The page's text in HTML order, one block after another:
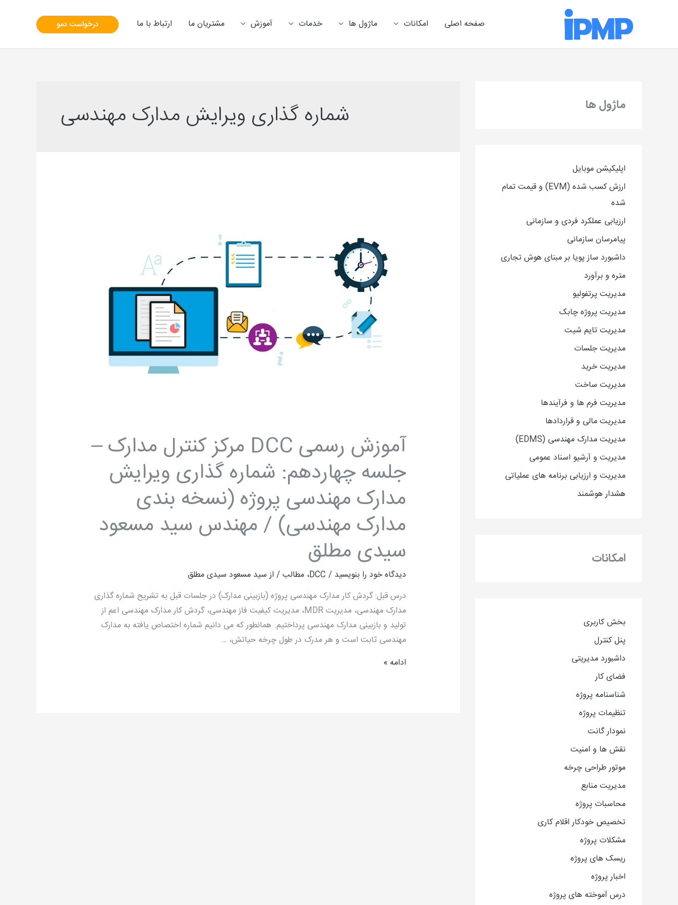
صفحه اصلی امکانات ماژول ها خدمات آموزش مشتریان ما ارتباط با ما درخواست دمو
ماژول ها
اپلیکیشن موبایل
ارزش کسب شده (EVM) و قیمت تمام
شده
ارزیابی عملکرد فردی و سازمانی
پیامرسان سازمانی
داشبورد ساز پویا بر مبنای هوش تجاری
متره و برآورد
مدیریت پرتفولیو
مدیریت پروژه چابک
مدیریت تایم شیت
مدیریت جلسات
مدیریت خرید
مدیریت ساخت
مدیریت فرم ها و فرآیندها
مدیریت مالی و قراردادها
مدیریت مدارک مهندسی (EDMS)
مدیریت و آرشیو اسناد عمومی
مدیریت و ارزیابی برنامه های عملیاتی
هشدار هوشمند
امکانات
بخش کاربری
پنل کنترل
داشبورد مدیریتی
فضای کار
شناسنامه پروژه
تنظیمات پروژه
نمودار گانت
نقش ها و امنیت
موتور طراحی چرخه
مدیریت منابع
محاسبات پروژه
تخصیص خودکار اقلام کاری
مشکلات پروژه
ریسک های پروژه
اخبار پروژه
درس آموخته های پروژه
شماره گذاری ویرایش مدارک مهندسی
آموزش رسمی DCC مرکز کنترل مدارک –
جلسه چهاردهم: شماره گذاری ویرایش
مدارک مهندسی پروژه (نسخه بندی
مدارک مهندسی) / مهندس سید مسعود
سیدی مطلق
دیدگاه‌ خود را بنویسید /
DCC، مطالب/ از سید مسعود سیدی مطلق
درس قبل: گردش کار مدارک مهندسی پروژه (بازبینی مدارک) در جلسات قبل به تشریح شماره گذاری
مدارک مهندسی، مدیریت MDR، مدیریت کیفیت فاز مهندسی، گردش کار مدارک مهندسی اعم از
تولید و بازبینی مدارک مهندسی پرداختیم. همانطور که می دانیم شماره اختصاص یافته به مدارک
مهندسی ثابت است و هر مدرک در طول چرخه حیاتش، …
مدارک
بندی
مدارک
مهندسی)
مهندس
مسعود
مطلق
ادامه »